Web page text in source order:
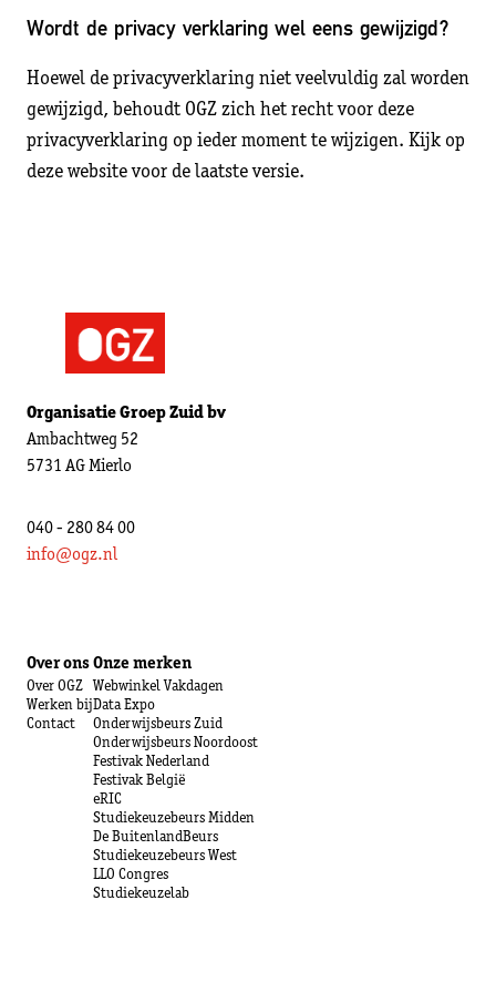
Wordt de privacy verklaring wel eens gewijzigd?
Hoewel de privacyverklaring niet veelvuldig zal worden
gewijzigd, behoudt OGZ zich het recht voor deze
privacyverklaring op ieder moment te wijzigen. Kijk op
deze website voor de laatste versie.
Organisatie Groep Zuid bv
Ambachtweg 52
5731 AG Mierlo
040 - 280 84 00
info@ogz.nl
Over ons
Over OGZ
Werken bij
Contact
Onze merken
Webwinkel Vakdagen
Data Expo
Onderwijsbeurs Zuid
Onderwijsbeurs Noordoost
Festivak Nederland
Festivak België
eRIC
Studiekeuzebeurs Midden
De BuitenlandBeurs
Studiekeuzebeurs West
LLO Congres
Studiekeuzelab